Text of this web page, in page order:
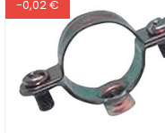
-0,02 €